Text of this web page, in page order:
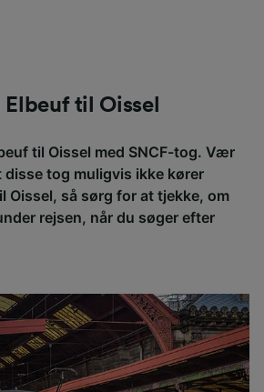
til Oissel
til Oissel med SNCF-tog. Vær
tog muligvis ikke kører
Oissel, så sørg for at tjekke, om
rejsen, når du søger efter